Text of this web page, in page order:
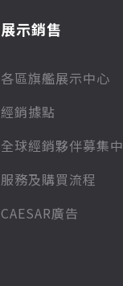
展示銷售
各區旗艦展示中心
經銷據點
全球經銷夥伴募集中
服務及購買流程
CAESAR廣告